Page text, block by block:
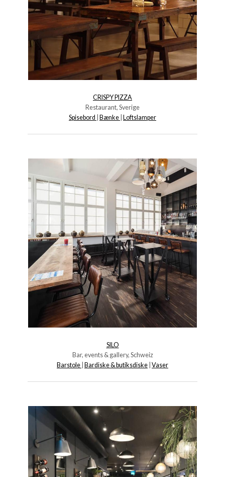
CRISPY PIZZA
Restaurant, Sverige
Spisebord
Bænke Loftslamper
SILO
Bar, events & gallery, Schweiz
Barstole
Bardiske & butiksdiske Vaser